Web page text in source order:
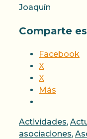
Joaquín
Comparte
Facebook
X
X
Más
Categorías
Actividades,
asociaciones,